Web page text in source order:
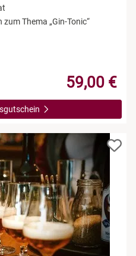
Thema „Gin-Tonic“
59,00 €